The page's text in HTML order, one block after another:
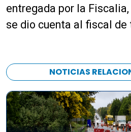
a
d
entregada por la
se dio cuenta al fiscal de
NOTICIAS